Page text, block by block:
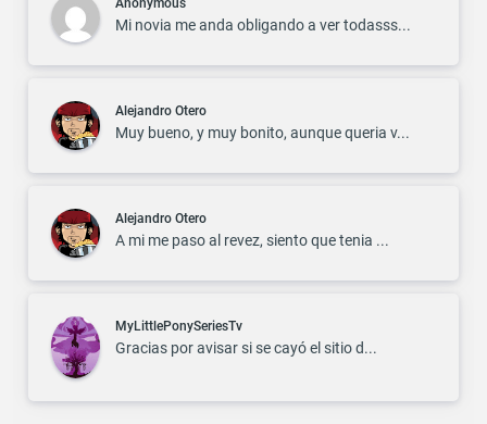
Anonymous
Mi novia me anda obligando a ver todasss...
Alejandro Otero
Muy bueno, y muy bonito, aunque queria v...
Alejandro Otero
A mi me paso al revez, siento que tenia ...
MyLittlePonySeriesTv
Gracias por avisar si se cayó el sitio d...